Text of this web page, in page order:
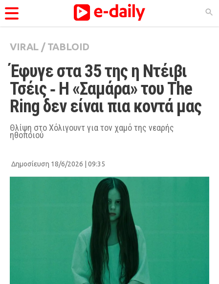
ΚΑΤΗΓΟΡΊΕΣ
Ειδήσεις
Θέματα
Videos
Podcasts
Viral
Life
City Guide
VIRAL / TABLOID
Έφυγε στα 35 της η Ντέιβι
Τσέις ‑ Η «Σαμάρα» του The
Ring δεν είναι πια κοντά μας
Θλίψη στο Χόλιγουντ για τον χαμό της νεαρής
ηθοποιού
Δημοσίευση 18/6/2026 | 09:35